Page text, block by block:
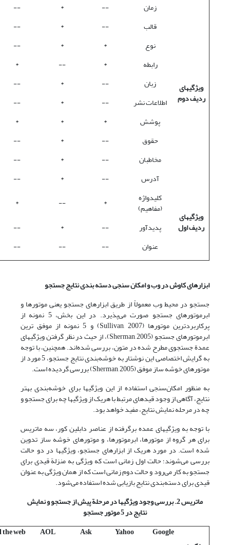
ویژگیهای
ردیف دوم
زمان --
*
--
قالب
--
*
--
نوع
*
*
--
رابطه
*
--
*
زبان
--
*
--
اطلاعات نشر
--
*
--
پوشش
*
*
*
حقوق
--
*
--
مخاطبان
--
*
--
آدرس
--
*
--
ویژگیهای
ردیف اول
کلیدواژه
(مفاهیم) *
--
*
پدیدآور
--
*
--
عنوان
--
--
--
ابزارهای کاوش در وب و امکان سنجی دسته بندی نتایج جستجو
جستجو در محیط وب معمولاً از طریق ابزارهای جستجو یعنی موتورها و
ابرموتورهای جستجو صورت می‌پذیرد. در این بخش، 5 نمونه از
پرکاربردترین موتورها (Sullivan, 2007) و 5 نمونه از موفق ترین
ابرموتورهای جستجو (Sherman, 2005)، از حیث در نظر گرفتن ویژگیهای
عمدة جستجوی مطرح شده در متون، بررسی شده‌اند. همچنین، با توجه
به گرایش اختصاصی این نوشتار به خوشه‌بندی نتایج جستجو، 5 مورد از
موتورهای خوشه ساز موفق (Sherman, 2005) بررسی گردیده است.
به منظور امکان‌سنجی استفاده از این ویژگیها برای خوشه‌بندی بهتر
نتایج، آگاهی از وجود قیدهای مرتبط با هریک از ویژگیها چه برای جستجو و
چه در مرحله نمایش نتایج، مفید خواهد بود.
با توجه به ویژگیهای عمده برگرفته از عناصر دابلین کور، سه ماتریس
برای هر گروه از موتورها، ابرموتورها، و موتورهای خوشه ساز تدوین
شده است. در مورد هریک از ابزارهای جستجو، ویژگیها در دو حالت
بررسی می‌شوند؛ حالت اول زمانی است که ویژگی به منزلة قیدی برای
جستجو به کار می‌رود و حالت دوم زمانی است که از همان ویژگی به عنوان
قیدی برای دسته‌بندی نتایج بازیابی شده استفاده می‌شود.
ماتریس 2. بررسی وجود ویژگیها در مرحلة پیش از جستجو و نمایش
نتایج در 5 موتور جستجو
Google
Yahoo
Ask
AOL
web